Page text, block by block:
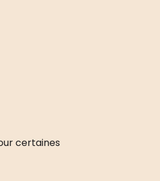
certaines